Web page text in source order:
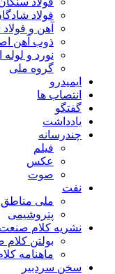
فولاد
آهن و فولاد
ذوب آهن
نورد و لوله
گروه ملی
ایمیدرو
انتصاب ها
گفتگو
یادداشت
چندرسانه
فیلم
عکس
صوت
نفت
ملی مناطق
پتروشیمی
نشریه کلام صنعت
بولتن
ماهنامه
سخن سردبیر